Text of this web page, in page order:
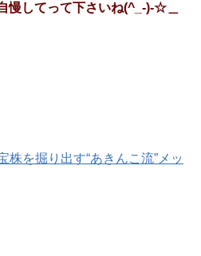
慢してって下さいね(^_-)-☆＿
を掘り出す“あきんこ流”メッ